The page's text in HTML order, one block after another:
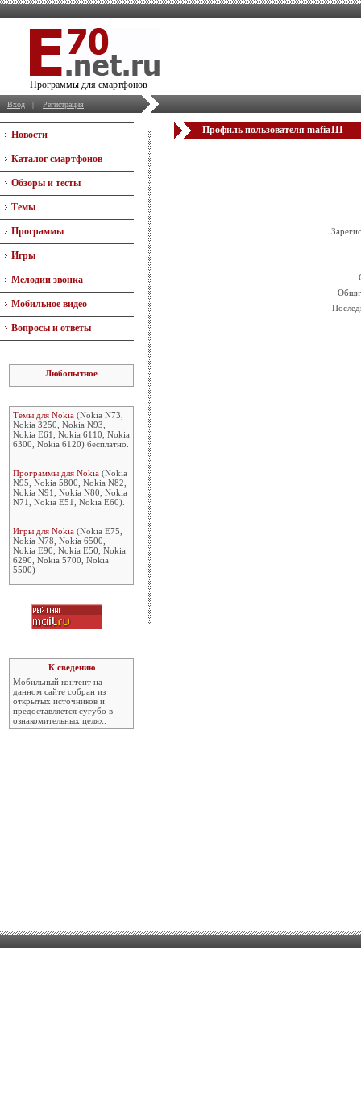
Программы для смартфонов
Вход | Регистрация
Новости
Каталог смартфонов
Обзоры и тесты
Темы
Программы
Игры
Мелодии звонка
Мобильное видео
Вопросы и ответы
Любопытное
Темы для Nokia (Nokia N73,
Nokia 3250, Nokia N93,
Nokia E61, Nokia 6110, Nokia
6300, Nokia 6120) бесплатно.
Программы для Nokia (Nokia
N95, Nokia 5800, Nokia N82,
Nokia N91, Nokia N80, Nokia
N71, Nokia E51, Nokia E60).
Игры для Nokia (Nokia E75,
Nokia N78, Nokia 6500,
Nokia E90, Nokia E50, Nokia
6290, Nokia 5700, Nokia
5500)
К сведению
Мобильный контент на
данном сайте собран из
открытых источников и
предоставляется сугубо в
ознакомительных целях.
Профиль пользователя mafia111